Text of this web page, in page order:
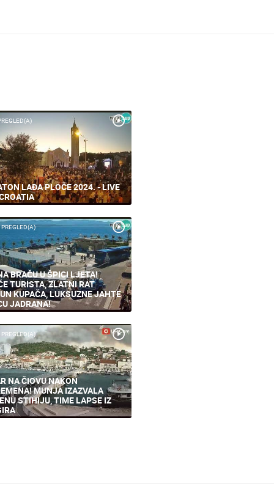
LAĐA PLOČE 2024. - LIVE
BRAČU U ŠPICI LJETA!
TURISTA, ZLATNI RAT
KUPAČA, LUKSUZNE JAHTE
JADRANA!
NA ČIOVU NAKON
MUNJA IZAZVALA
STIHIJU, TIME LAPSE IZ